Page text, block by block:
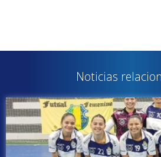
Noticias